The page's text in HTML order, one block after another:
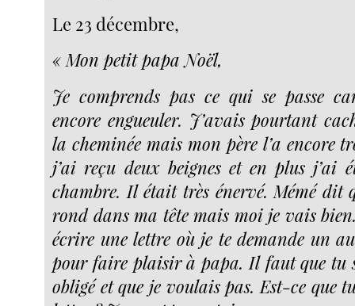
Le 23 décembre,
« Mon petit papa Noël,
Je comprends pas ce qui se passe
encore engueuler. J’avais pourtant
la cheminée mais mon père l’a encore
j’ai reçu deux beignes et en plus j’ai
chambre. Il était très énervé. Mémé dit
rond dans ma tête mais moi je vais
écrire une lettre où je te demande un
pour faire plaisir à papa. Il faut que tu
obligé et que je voulais pas. Est-ce que